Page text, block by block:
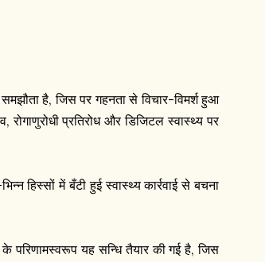
है, जिस पर गहनता से विचार-विमर्श हुआ
प्रतिरोध और डिजिटल स्वास्थ्य पर
हिस्सों में बँटी हुई स्वास्थ्य कार्रवाई से बचना
परिणामस्वरूप यह सन्धि तैयार की गई है, जिस